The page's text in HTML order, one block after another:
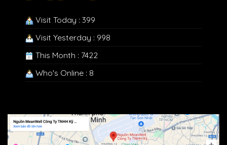
Visit Today : 399
Visit Yesterday : 998
This Month : 7422
Who's Online : 8